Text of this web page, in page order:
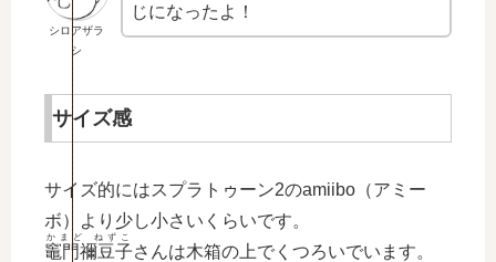
シロアザラ
シ
じになったよ！
サイズ感
サイズ的にはスプラトゥーン2のamiibo（アミー
ボ）より少し小さいくらいです。
竈門禰豆子
かまど ねずこ
さんは木箱の上でくつろいでいます。